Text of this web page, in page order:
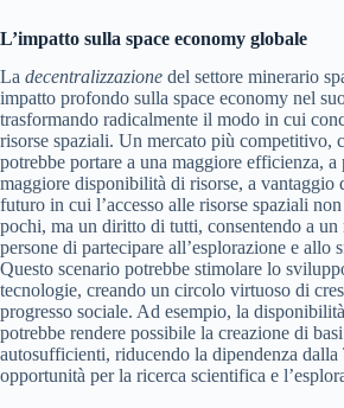
L’impatto sulla space economy globale
La decentralizzazione del settore minerario
impatto profondo sulla space economy nel
trasformando radicalmente il modo in cui
risorse spaziali. Un mercato più competitivo,
potrebbe portare a una maggiore efficienza, a
maggiore disponibilità di risorse, a vantaggio
futuro in cui l’accesso alle risorse spaziali
pochi, ma un diritto di tutti, consentendo a un
persone di partecipare all’esplorazione e allo
Questo scenario potrebbe stimolare lo
tecnologie, creando un circolo virtuoso di
progresso sociale. Ad esempio, la
potrebbe rendere possibile la creazione di
autosufficienti, riducendo la dipendenza dalla
opportunità per la ricerca scientifica e